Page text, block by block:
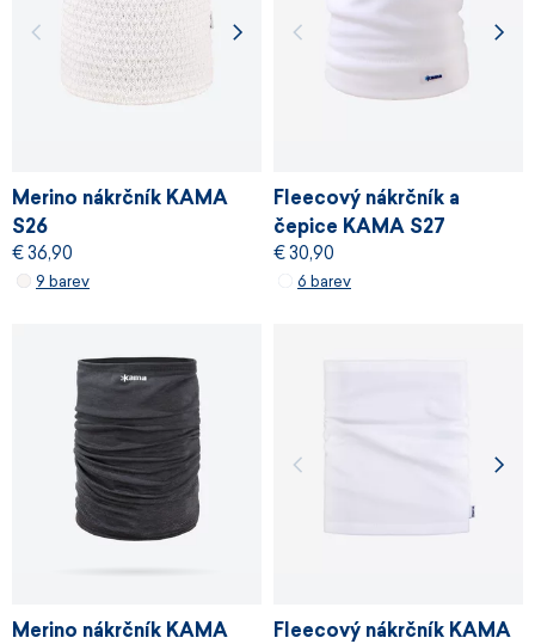
Merino nákrčník KAMA
S26
€ 36,90
9 barev
Fleecový nákrčník a
čepice KAMA S27
€ 30,90
6 barev
Merino nákrčník KAMA
Fleecový nákrčník KAMA